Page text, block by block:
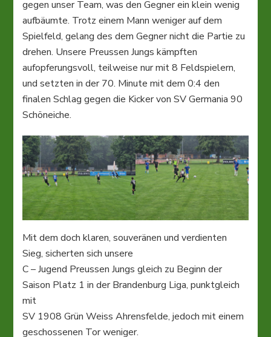
gegen unser Team, was den Gegner ein klein wenig
aufbäumte. Trotz einem Mann weniger auf dem
Spielfeld, gelang des dem Gegner nicht die Partie zu
drehen. Unsere Preussen Jungs kämpften
aufopferungsvoll, teilweise nur mit 8 Feldspielern,
und setzten in der 70. Minute mit dem 0:4 den
finalen Schlag gegen die Kicker von SV Germania 90
Schöneiche.
Mit dem doch klaren, souveränen und verdienten
Sieg, sicherten sich unsere
C – Jugend Preussen Jungs gleich zu Beginn der
Saison Platz 1 in der Brandenburg Liga, punktgleich
mit
SV 1908 Grün Weiss Ahrensfelde, jedoch mit einem
geschossenen Tor weniger.